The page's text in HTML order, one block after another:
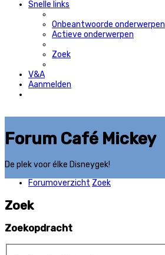
Snelle links
Onbeantwoorde onderwerpen
Actieve onderwerpen
Zoek
V&A
Aanmelden
Forum Café Mickey
De plek voor élke Disneygek!
Forumoverzicht Zoek
Zoek
Zoekopdracht